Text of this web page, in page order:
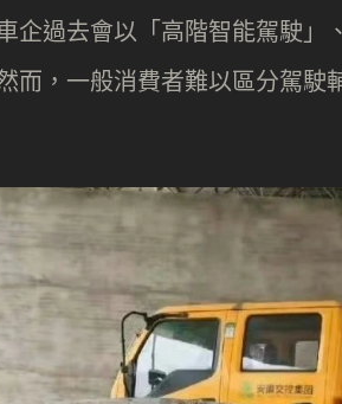
企過去會以「高階智能駕駛」
而，一般消費者難以區分駕駛